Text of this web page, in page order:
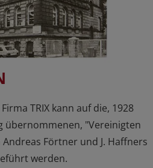
TRIX kann auf die, 1928
übernommenen, "Vereinigten
Förtner und J. Haffners
werden.